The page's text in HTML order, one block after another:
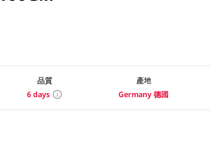
品質
6 days
產地
Germany 德國